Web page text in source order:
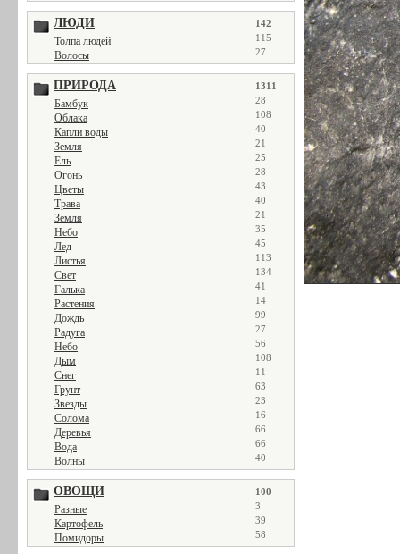
ЛЮДИ 142
Толпа людей 115
Волосы 27
ПРИРОДА 1311
Бамбук 28
Облака 108
Капли воды 40
Земля 21
Ель 25
Огонь 28
Цветы 43
Трава 40
Земля 21
Небо 35
Лед 45
Листья 113
Свет 134
Галька 41
Растения 14
Дождь 99
Радуга 27
Небо 56
Дым 108
Снег 11
Грунт 63
Звезды 23
Солома 16
Деревья 66
Вода 66
Волны 40
ОВОЩИ 100
Разные 3
Картофель 39
Помидоры 58